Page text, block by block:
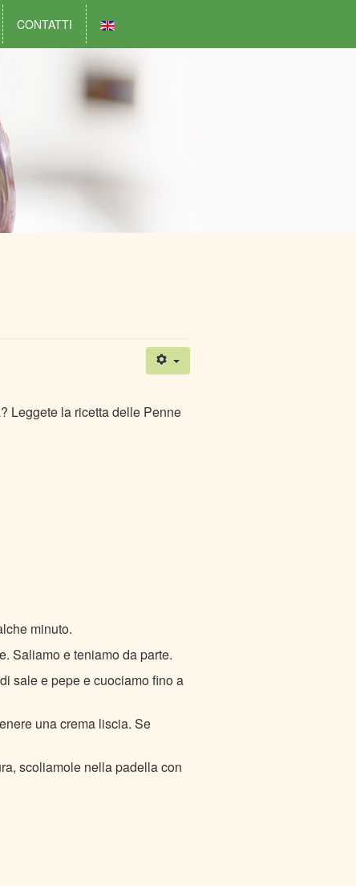
CONTATTI
Leggete la ricetta delle Penne
minuto.
Saliamo e teniamo da parte.
sale e pepe e cuociamo fino a
una crema liscia. Se
scoliamole nella padella con